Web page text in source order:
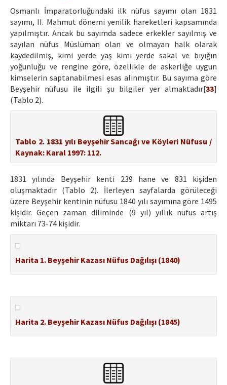
Osmanlı İmparatorluğundaki ilk nüfus sayımı olan 1831
sayımı, II. Mahmut dönemi yenilik hareketleri kapsamında
yapılmıştır. Ancak bu sayımda sadece erkekler sayılmış ve
sayılan nüfus Müslüman olan ve olmayan halk olarak
kaydedilmiş, kimi yerde yaş kimi yerde sakal ve bıyığın
yoğunluğu ve rengine göre, özellikle de askerliğe uygun
kimselerin saptanabilmesi esas alınmıştır. Bu sayıma göre
Beyşehir nüfusu ile ilgili şu bilgiler yer almaktadır[33]
(Tablo 2).
Tablo 2. 1831 yılı Beyşehir Sancağı ve Köyleri Nüfusu /
Kaynak: Karal 1997: 112.
1831 yılında Beyşehir kenti 239 hane ve 831 kişiden
oluşmaktadır (Tablo 2). İlerleyen sayfalarda görüleceği
üzere Beyşehir kentinin nüfusu 1840 yılı sayımına göre 1495
kişidir. Geçen zaman diliminde (9 yıl) yıllık nüfus artış
miktarı 73-74 kişidir.
Harita 1. Beyşehir Kazası Nüfus Dağılışı (1840)
Harita 2. Beyşehir Kazası Nüfus Dağılışı (1845)